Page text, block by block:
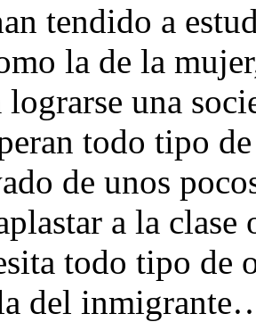
tendido a
la de la
lograrse una
todo tipo
de unos
a la clase
todo tipo de
del